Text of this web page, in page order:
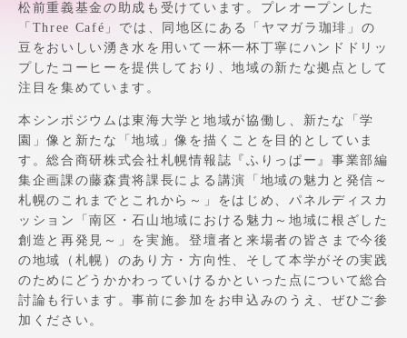
松前重義基金の助成も受けています。プレオープンした
「Three Café」では、同地区にある「ヤマガラ珈琲」の
豆をおいしい湧き水を用いて一杯一杯丁寧にハンドドリッ
プしたコーヒーを提供しており、地域の新たな拠点として
注目を集めています。
本シンポジウムは東海大学と地域が協働し、新たな「学
園」像と新たな「地域」像を描くことを目的としていま
す。総合商研株式会社札幌情報誌『ふりっぱー』事業部編
集企画課の藤森貴将課長による講演「地域の魅力と発信～
札幌のこれまでとこれから～」をはじめ、パネルディスカ
ッション「南区・石山地域における魅力～地域に根ざした
創造と再発見～」を実施。登壇者と来場者の皆さまで今後
の地域（札幌）のあり方・方向性、そして本学がその実践
のためにどうかかわっていけるかといった点について総合
討論も行います。事前に参加をお申込みのうえ、ぜひご参
加ください。
アクセス情報
品川キャンパス 湘南キャンパス
伊勢原キャンパス 静岡キャンパス
熊本キャンパス
阿蘇くまもと
臨空キャンパス
札幌キャンパス